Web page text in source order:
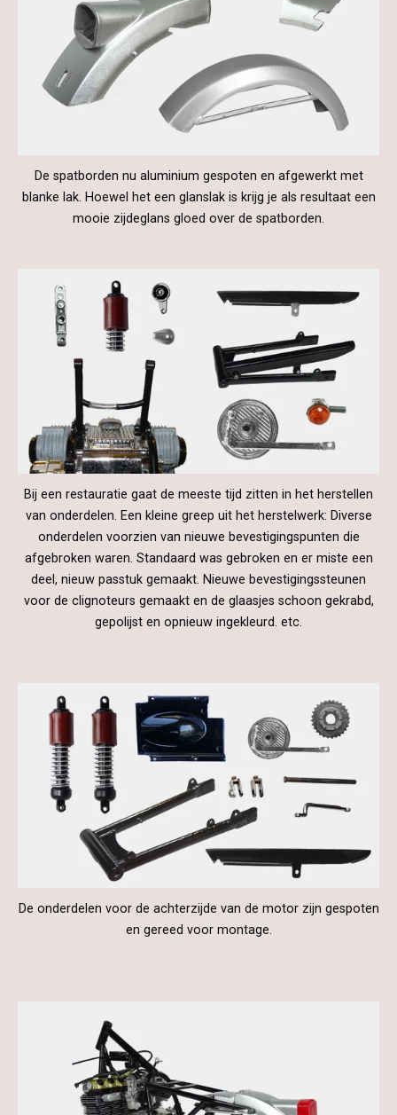
De spatborden nu aluminium gespoten en afgewerkt met
blanke lak. Hoewel het een glanslak is krijg je als resultaat een
mooie zijdeglans gloed over de spatborden.
Bij een restauratie gaat de meeste tijd zitten in het herstellen
van onderdelen. Een kleine greep uit het herstelwerk: Diverse
onderdelen voorzien van nieuwe bevestigingspunten die
afgebroken waren. Standaard was gebroken en er miste een
deel, nieuw passtuk gemaakt. Nieuwe bevestigingssteunen
voor de clignoteurs gemaakt en de glaasjes schoon gekrabd,
gepolijst en opnieuw ingekleurd. etc.
De onderdelen voor de achterzijde van de motor zijn gespoten
en gereed voor montage.